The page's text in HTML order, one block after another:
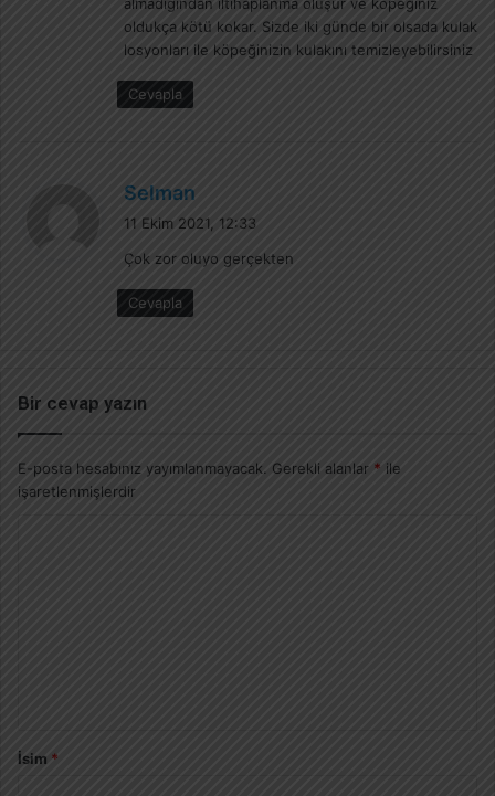
oldukça kötü kokar. Sizde iki günde bir olsada kulak
losyonları ile köpeğinizin kulakını temizleyebilirsiniz
Cevapla
Selman
i
11 Ekim 2021, 12:33
Çok zor oluyo gerçekten
Cevapla
Bir cevap yazın
E-posta hesabınız yayımlanmayacak. Gerekli alanlar * ile
işaretlenmişlerdir
İsim *